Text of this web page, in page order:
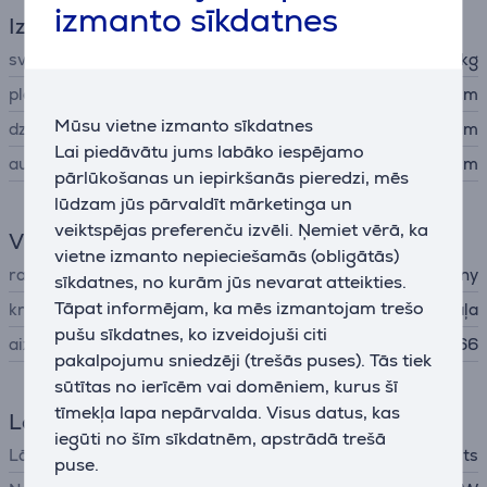
izmanto sīkdatnes
Mūsu vietne izmanto sīkdatnes
Lai piedāvātu jums labāko iespējamo
pārlūkošanas un iepirkšanās pieredzi, mēs
lūdzam jūs pārvaldīt mārketinga un
veiktspējas preferenču izvēli. Ņemiet vērā, ka
vietne izmanto nepieciešamās (obligātās)
sīkdatnes, no kurām jūs nevarat atteikties.
Tāpat informējam, ka mēs izmantojam trešo
pušu sīkdatnes, ko izveidojuši citi
pakalpojumu sniedzēji (trešās puses). Tās tiek
sūtītas no ierīcēm vai domēniem, kurus šī
tīmekļa lapa nepārvalda. Visus datus, kas
iegūti no šīm sīkdatnēm, apstrādā trešā
puse.
Izmēri
svars
1,2 kg
platums
25,6 cm
dziļums
7,9 cm
augstums
11,3 cm
Vispārējais parametrs
ražotājs
Sony
krāsa
zaļa
aizsardzības līmenis
IP66
Lādētājs
Lādētājs
nav iekļauts